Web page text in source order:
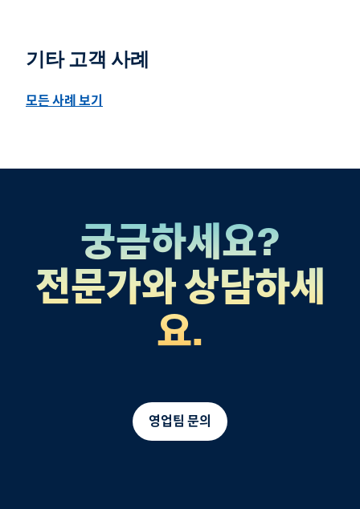
기타 고객 사례
모든 사례 보기
궁금하세요?
전문가와 상담하세
요.
영업팀 문의